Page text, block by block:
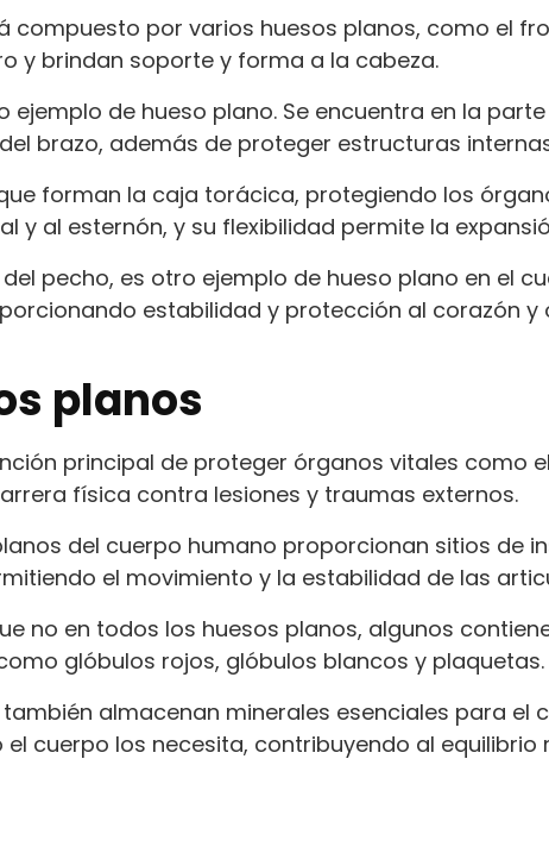
compuesto por varios huesos planos, como el
y brindan soporte y forma a la cabeza.
ejemplo de hueso plano. Se encuentra en la
brazo, además de proteger estructuras
forman la caja torácica, protegiendo los
y al esternón, y su flexibilidad permite la
del pecho, es otro ejemplo de hueso plano en el
estabilidad y protección al corazón
planos
principal de proteger órganos vitales como
física contra lesiones y traumas externos.
del cuerpo humano proporcionan sitios de
el movimiento y la estabilidad de las
no en todos los huesos planos, algunos
glóbulos rojos, glóbulos blancos y plaquetas.
también almacenan minerales esenciales para el
cuerpo los necesita, contribuyendo al equilibrio